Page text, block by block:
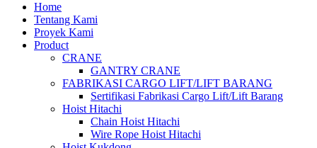
Home
Tentang Kami
Proyek Kami
Product
CRANE
GANTRY CRANE
FABRIKASI CARGO LIFT/LIFT BARANG
Sertifikasi Fabrikasi Cargo Lift/Lift Barang
Hoist Hitachi
Chain Hoist Hitachi
Wire Rope Hoist Hitachi